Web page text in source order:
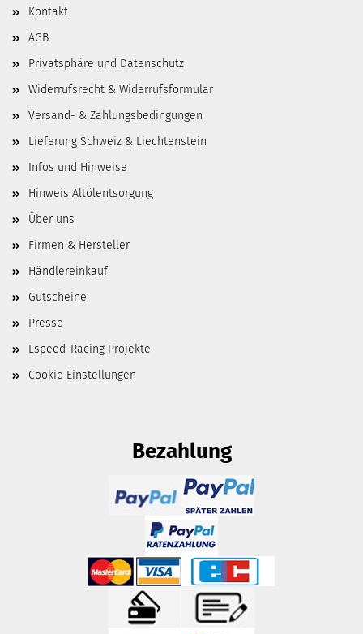
Kontakt
AGB
Privatsphäre und Datenschutz
Widerrufsrecht & Widerrufsformular
Versand- & Zahlungsbedingungen
Lieferung Schweiz & Liechtenstein
Infos und Hinweise
Hinweis Altölentsorgung
Über uns
Firmen & Hersteller
Händlereinkauf
Gutscheine
Presse
Lspeed-Racing Projekte
Cookie Einstellungen
Bezahlung